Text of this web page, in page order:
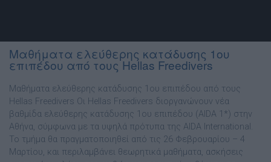
Μαθήματα ελεύθερης κατάδυσης 1ου
επιπέδου από τους Hellas Freedivers
Μαθήματα ελεύθερης κατάδυσης 1ου επιπέδου από τους
Hellas Freedivers Οι Hellas Freedivers διοργανώνουν νέα
βαθμίδα ελεύθερης κατάδυσης 1ου επιπέδου (AIDA 1*) στην
Αθήνα, σύμφωνα με τα υψηλά πρότυπα της AIDA International.
Το τμήμα θα πραγματοποιηθεί από τις 26 Φεβρουαρίου – 4
Μαρτίου, και περιλαμβάνει θεωρητικά μαθήματα, ασκήσεις